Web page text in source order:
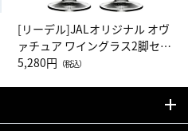
[リーデル]JALオリジナル オヴ
ァチュア ワイングラス2脚セッ
ト（レッドワイン）
5,280円 （税込）